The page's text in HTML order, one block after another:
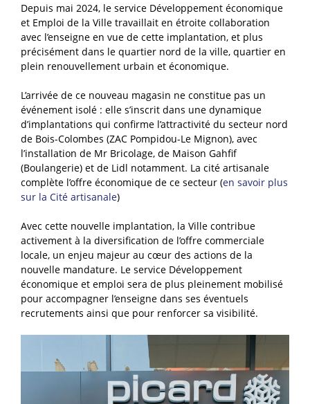
Depuis mai 2024, le service Développement économique
et Emploi de la Ville travaillait en étroite collaboration
avec l’enseigne en vue de cette implantation, et plus
précisément dans le quartier nord de la ville, quartier en
plein renouvellement urbain et économique.
L’arrivée de ce nouveau magasin ne constitue pas un
événement isolé : elle s’inscrit dans une dynamique
d’implantations qui confirme l’attractivité du secteur nord
de Bois-Colombes (ZAC Pompidou-Le Mignon), avec
l’installation de Mr Bricolage, de Maison Gahfif
(Boulangerie) et de Lidl notamment. La cité artisanale
complète l’offre économique de ce secteur (en savoir plus
sur la Cité artisanale)
Avec cette nouvelle implantation, la Ville contribue
activement à la diversification de l’offre commerciale
locale, un enjeu majeur au cœur des actions de la
nouvelle mandature. Le service Développement
économique et emploi sera de plus pleinement mobilisé
pour accompagner l’enseigne dans ses éventuels
recrutements ainsi que pour renforcer sa visibilité.